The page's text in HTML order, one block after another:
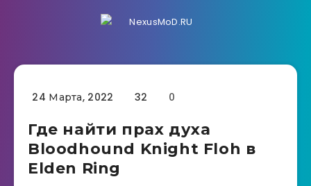
24 Марта, 2022 32 0
Где найти прах духа
Bloodhound Knight Floh в
Elden Ring